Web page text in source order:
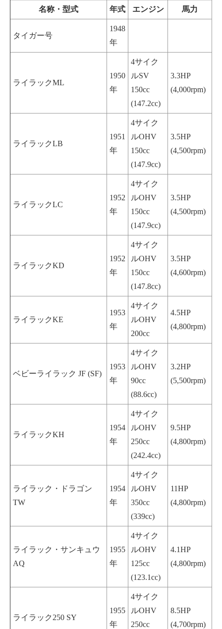
名称・型式 年式 エンジン 馬力
タイガー号
1948
年
ライラックML
1950
年
4サイク
ルSV
150cc
(147.2cc)
3.3HP
(4,000rpm)
ライラックLB
1951
年
4サイク
ルOHV
150cc
(147.9cc)
3.5HP
(4,500rpm)
ライラックLC
1952
年
4サイク
ルOHV
150cc
(147.9cc)
3.5HP
(4,500rpm)
ライラックKD
1952
年
4サイク
ルOHV
150cc
(147.8cc)
3.5HP
(4,600rpm)
ライラックKE
1953
年
4サイク
ルOHV
200cc
4.5HP
(4,800rpm)
ベビーライラック JF (SF)
1953
年
4サイク
ルOHV
90cc
(88.6cc)
3.2HP
(5,500rpm)
ライラックKH
1954
年
4サイク
ルOHV
250cc
(242.4cc)
9.5HP
(4,800rpm)
ライラック・ドラゴン
TW
1954
年
4サイク
ルOHV
350cc
(339cc)
11HP
(4,800rpm)
ライラック・サンキュウ
AQ
1955
年
4サイク
ルOHV
125cc
(123.1cc)
4.1HP
(4,800rpm)
ライラック250 SY
1955
年
4サイク
ルOHV
250cc
8.5HP
(4,700rpm)